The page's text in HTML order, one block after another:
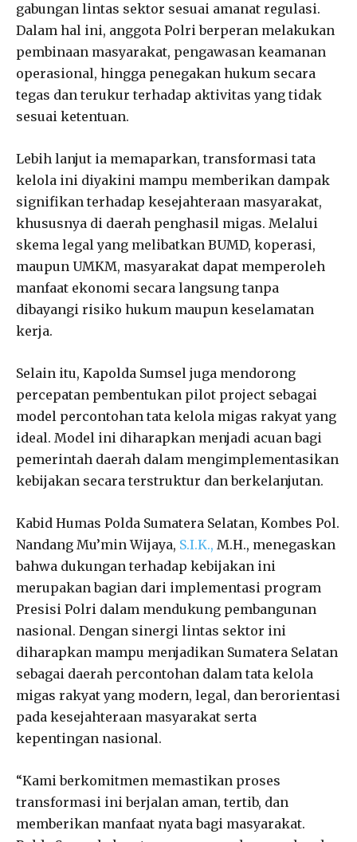
gabungan lintas sektor sesuai amanat regulasi.
Dalam hal ini, anggota Polri berperan melakukan
pembinaan masyarakat, pengawasan keamanan
operasional, hingga penegakan hukum secara
tegas dan terukur terhadap aktivitas yang tidak
sesuai ketentuan.
Lebih lanjut ia memaparkan, transformasi tata
kelola ini diyakini mampu memberikan dampak
signifikan terhadap kesejahteraan masyarakat,
khususnya di daerah penghasil migas. Melalui
skema legal yang melibatkan BUMD, koperasi,
maupun UMKM, masyarakat dapat memperoleh
manfaat ekonomi secara langsung tanpa
dibayangi risiko hukum maupun keselamatan
kerja.
Selain itu, Kapolda Sumsel juga mendorong
percepatan pembentukan pilot project sebagai
model percontohan tata kelola migas rakyat yang
ideal. Model ini diharapkan menjadi acuan bagi
pemerintah daerah dalam mengimplementasikan
kebijakan secara terstruktur dan berkelanjutan.
Kabid Humas Polda Sumatera Selatan, Kombes Pol.
Nandang Mu’min Wijaya, S.I.K., M.H., menegaskan
bahwa dukungan terhadap kebijakan ini
merupakan bagian dari implementasi program
Presisi Polri dalam mendukung pembangunan
nasional. Dengan sinergi lintas sektor ini
diharapkan mampu menjadikan Sumatera Selatan
sebagai daerah percontohan dalam tata kelola
migas rakyat yang modern, legal, dan berorientasi
pada kesejahteraan masyarakat serta
kepentingan nasional.
“Kami berkomitmen memastikan proses
transformasi ini berjalan aman, tertib, dan
memberikan manfaat nyata bagi masyarakat.